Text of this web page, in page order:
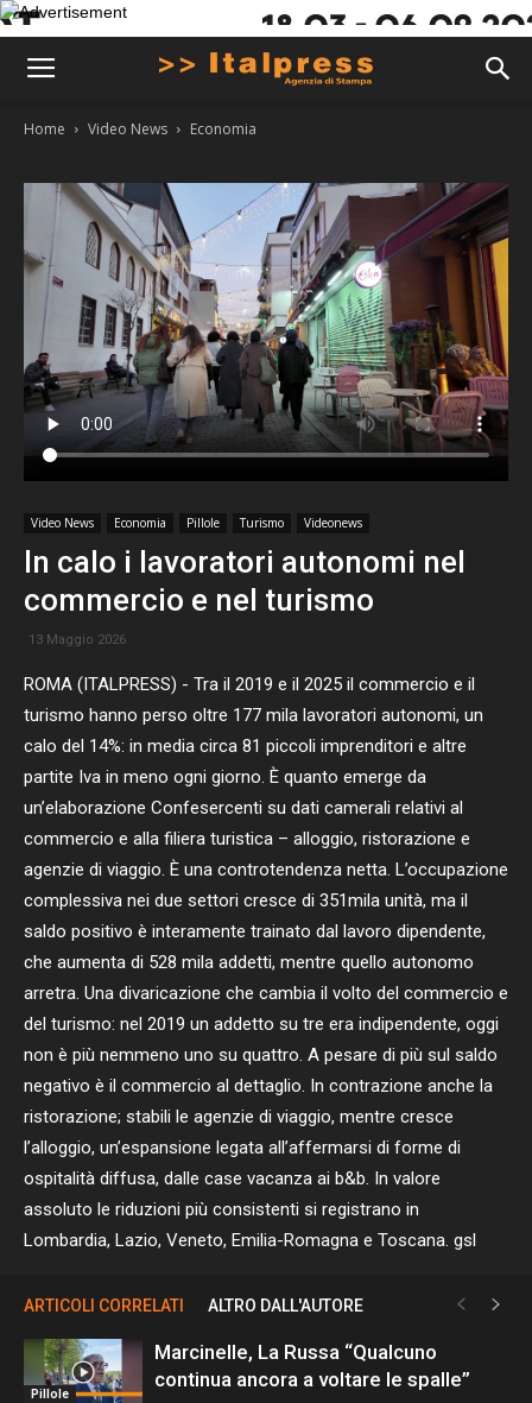
Home Video News Economia
Video News Economia Pillole Turismo Videonews
In calo i lavoratori autonomi nel
commercio e nel turismo
13 Maggio 2026
ROMA (ITALPRESS) - Tra il 2019 e il 2025 il commercio e il
turismo hanno perso oltre 177 mila lavoratori autonomi, un
calo del 14%: in media circa 81 piccoli imprenditori e altre
partite Iva in meno ogni giorno. È quanto emerge da
un’elaborazione Confesercenti su dati camerali relativi al
commercio e alla filiera turistica – alloggio, ristorazione e
agenzie di viaggio. È una controtendenza netta. L’occupazione
complessiva nei due settori cresce di 351mila unità, ma il
saldo positivo è interamente trainato dal lavoro dipendente,
che aumenta di 528 mila addetti, mentre quello autonomo
arretra. Una divaricazione che cambia il volto del commercio e
del turismo: nel 2019 un addetto su tre era indipendente, oggi
non è più nemmeno uno su quattro. A pesare di più sul saldo
negativo è il commercio al dettaglio. In contrazione anche la
ristorazione; stabili le agenzie di viaggio, mentre cresce
l’alloggio, un’espansione legata all’affermarsi di forme di
ospitalità diffusa, dalle case vacanza ai b&b. In valore
assoluto le riduzioni più consistenti si registrano in
Lombardia, Lazio, Veneto, Emilia-Romagna e Toscana. gsl
ARTICOLI CORRELATI ALTRO DALL'AUTORE
Pillole
Marcinelle, La Russa “Qualcuno
continua ancora a voltare le spalle”